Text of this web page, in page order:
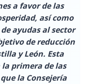
a favor de las
así como
ayudas al sector
de reducción
y León. Esta
primera de las
la Consejería